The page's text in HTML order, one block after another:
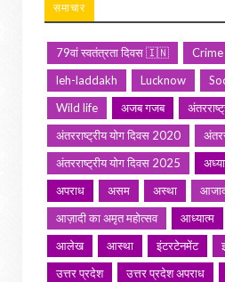
समाचार
79वां स्वतंत्रता दिवस 🇮🇳 Crime
leh-laddakh
Lucknow
Wild life
अजब गजब
अंतरराष्ट्रीय योग दिवस 2020
अंतरराष्ट्रीय योग दिवस 2025
अपराध
असम अस्था
आज़ादी का अमृत महोत्सव
आध्यात्म
आलेख
आस्था इंटरटेनमेंट
उत्तर प्रदेश
उत्तर प्रदेश अपराध